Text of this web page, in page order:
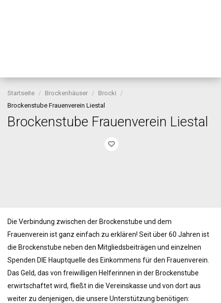
Startseite Brockenhäuser
Brocki
Brockenstube Frauenverein Liestal
Brockenstube Frauenverein Liestal
Die Verbindung zwischen der Brockenstube und dem
Frauenverein ist ganz einfach zu erklären! Seit über 60 Jahren ist
die Brockenstube neben den Mitgliedsbeiträgen und einzelnen
Spenden DIE Hauptquelle des Einkommens für den Frauenverein.
Das Geld, das von freiwilligen Helferinnen in der Brockenstube
erwirtschaftet wird, fließt in die Vereinskasse und von dort aus
weiter zu denjenigen, die unsere Unterstützung benötigen: